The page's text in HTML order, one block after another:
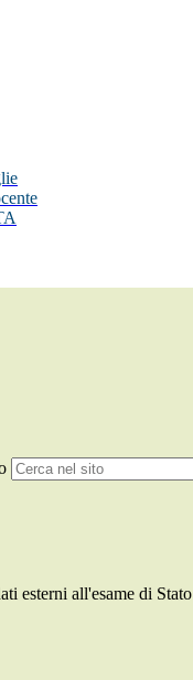
esterni all'esame di Stato